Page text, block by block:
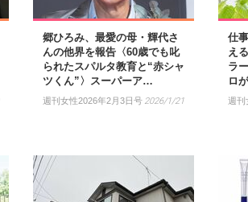
郷ひろみ、最愛の母・輝代さ
んの他界を報告〈60歳でも叱
られたスパルタ教育と“赤シャ
ツくん”〉スーパーア…
週刊女性2026年2月3日号 2026/1/21
仕
え
ラ
ロ
週刊